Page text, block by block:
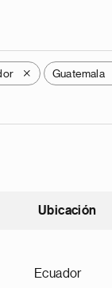
X Guatemala
Ubicación
Ecuador